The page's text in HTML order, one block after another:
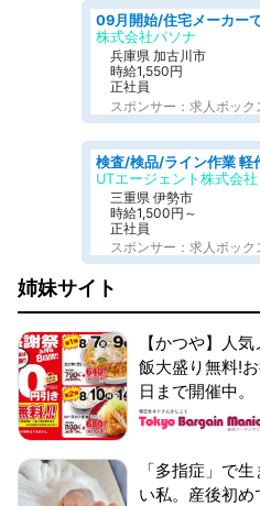
株式会社パソナ
兵庫県 加古川市
時給1,550円
正社員
スポンサー：求人ボック
UTエージェント株式会社
三重県 伊勢市
時給1,500円～
正社員
スポンサー：求人ボック
姉妹サイト
【かつや】人
飯大盛り無料!
日まで開催中。
「多指症」で
い私。産後初